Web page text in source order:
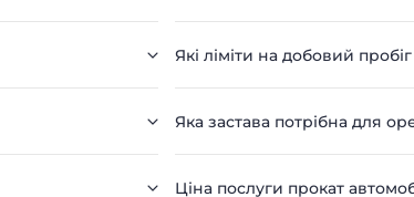
Які ліміти на добовий
Яка застава потрібна для
Ціна послуги прокат